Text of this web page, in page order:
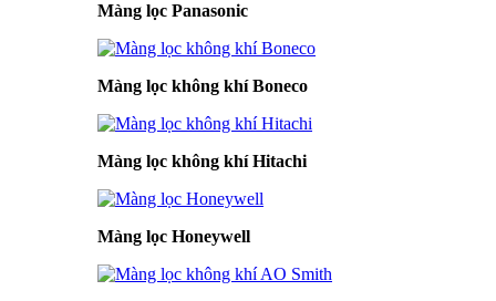
Màng lọc Panasonic
Màng lọc không khí Boneco
Màng lọc không khí Hitachi
Màng lọc Honeywell